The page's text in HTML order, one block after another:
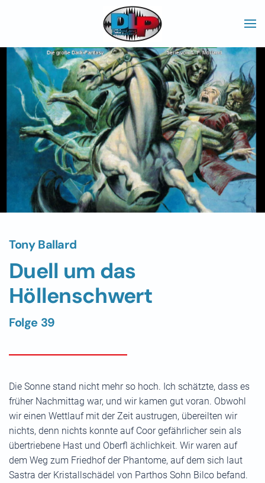
Skip to main content
Tony Ballard
Duell um das
Höllenschwert
Folge 39
Die Sonne stand nicht mehr so hoch. Ich schätzte, dass es
früher Nachmittag war, und wir kamen gut voran. Obwohl
wir einen Wettlauf mit der Zeit austrugen, übereilten wir
nichts, denn nichts konnte auf Coor gefährlicher sein als
übertriebene Hast und Oberfl ächlichkeit. Wir waren auf
dem Weg zum Friedhof der Phantome, auf dem sich laut
Sastra der Kristallschädel von Parthos Sohn Bilco befand.